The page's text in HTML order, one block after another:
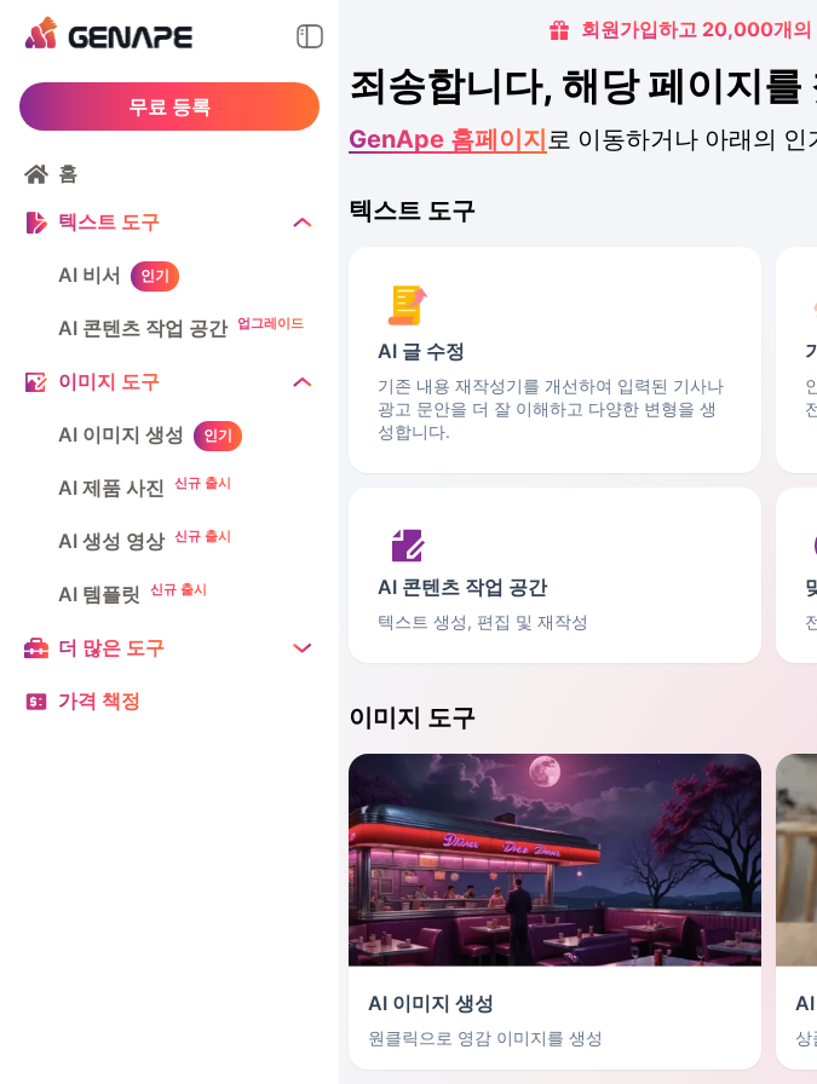
무료 등록
홈
텍스트 도구
AI 비서 인기
AI 콘텐츠 작업 공간 업그레이드
이미지 도구
AI 이미지 생성 인기
AI 제품 사진 신규 출시
AI 생성 영상 신규 출시
AI 템플릿 신규 출시
더 많은 도구
가격 책정
회원가입하고 20,000개의
죄송합니다, 해당 페이지를
GenApe 홈페이지로 이동하거나 아래의
텍스트 도구
AI 글 수정
기존 내용 재작성기를 개선하여 입력된 기사나
광고 문안을 더 잘 이해하고 다양한 변형을 생
성합니다.
AI 콘텐츠 작업 공간
텍스트 생성, 편집 및 재작성
이미지 도구
AI 이미지 생성
원클릭으로 영감 이미지를 생성 상